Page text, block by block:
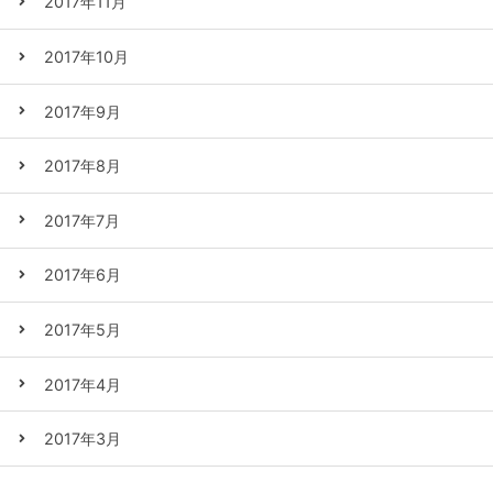
2017年10月
2017年9月
2017年8月
2017年7月
2017年6月
2017年5月
2017年4月
2017年3月